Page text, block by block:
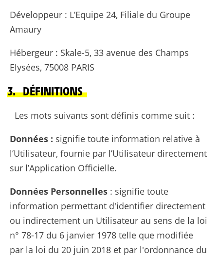
Développeur : L’Equipe 24, Filiale du Groupe
Amaury
Hébergeur : Skale-5, 33 avenue des Champs
Elysées, 75008 PARIS
3. DÉFINITIONS
Les mots suivants sont définis comme suit :
Données : signifie toute information relative à
l’Utilisateur, fournie par l’Utilisateur directement
sur l’Application Officielle.
Données Personnelles : signifie toute
information permettant d'identifier directement
ou indirectement un Utilisateur au sens de la loi
n° 78-17 du 6 janvier 1978 telle que modifiée
par la loi du 20 juin 2018 et par l'ordonnance du